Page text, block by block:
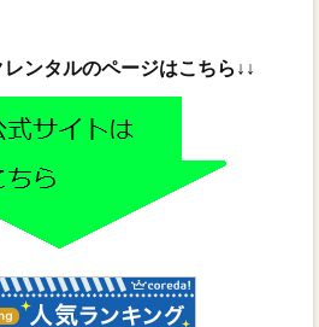
ンタルのページはこちら↓↓